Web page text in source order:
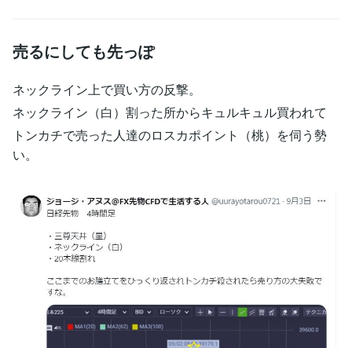
売るにしても先っぽ
ネックライン上で買い方の反撃。
ネックライン（白）割った所からキュルキュル買われて
トンカチで売った人達のロスカポイント（桃）を伺う勢
い。